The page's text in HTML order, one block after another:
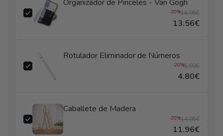
Organizador de Pinceles - Van Gogh
-20%16.95€
13.56€
Rotulador Eliminador de Números
-20%5.99€
4.80€
Caballete de Madera
-20%14.95€
11.96€